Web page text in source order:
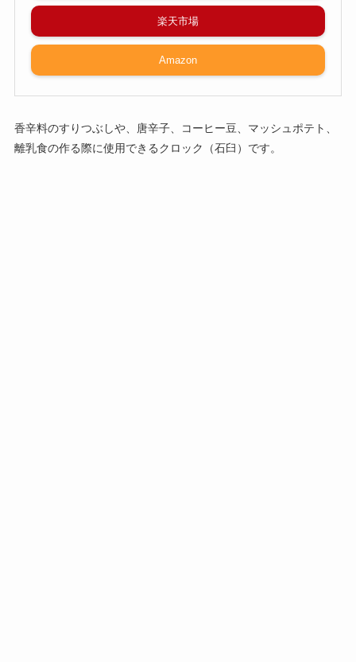
楽天市場
Amazon
香辛料のすりつぶしや、唐辛子、コーヒー豆、マッシュポテト、
離乳食の作る際に使用できるクロック（石臼）です。